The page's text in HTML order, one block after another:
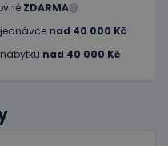
ZDARMA
nad 40 000 Kč
nad 40 000 Kč